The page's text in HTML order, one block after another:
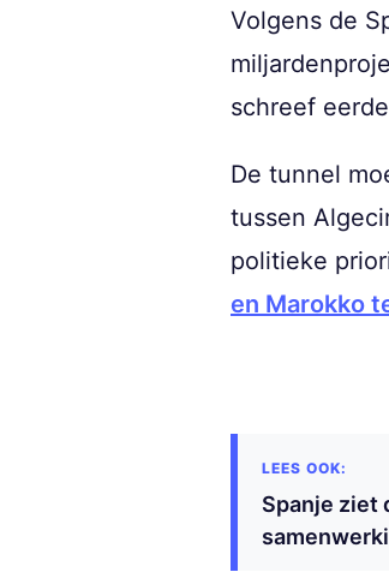
Volgens de
schreef
De tunnel
tussen
politieke
en Marokko
Spanje ziet